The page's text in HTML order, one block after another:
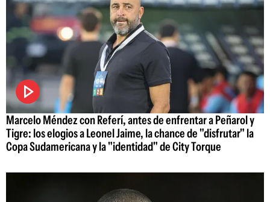
Marcelo Méndez con Referí, antes de enfrentar a Peñarol y
Tigre: los elogios a Leonel Jaime, la chance de "disfrutar" la
Copa Sudamericana y la "identidad" de City Torque